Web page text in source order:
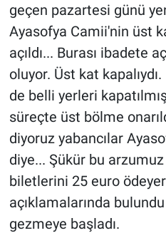
geçen pazartesi günü
Ayasofya Camii'nin üst
açıldı... Burası ibadete
oluyor. Üst kat
de belli yerleri
süreçte üst bölme
diyoruz yabancılar
diye... Şükür bu
biletlerini 25 euro
açıklamalarında
gezmeye başladı.